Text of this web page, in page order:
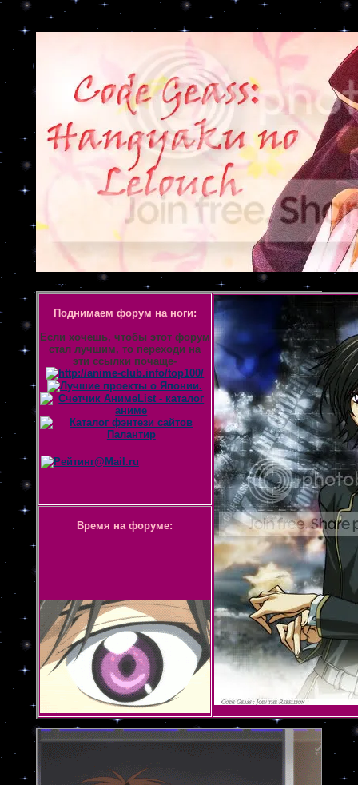
Объявление
Поднимаем форум на ноги:
Если хочешь, чтобы этот форум
стал лучшим, то переходи на
эти ссылки почаще-
Время на форуме: